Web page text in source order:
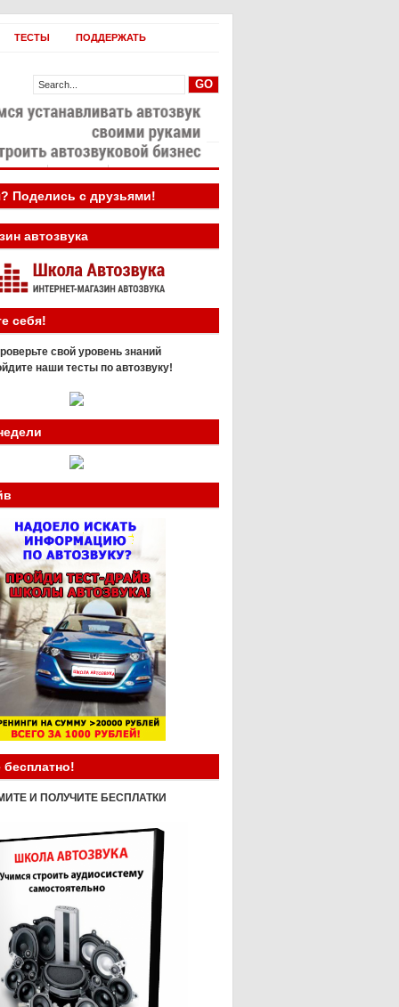
ТЕСТЫ ПОДДЕРЖАТЬ
Бизнес
Поделись с друзьями!
автозвука
себя!
свой уровень знаний
наши тесты по автозвуку!
бесплатно!
И ПОЛУЧИТЕ БЕСПЛАТКИ